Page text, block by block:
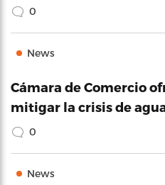
0
News
Cámara de Comercio
mitigar la crisis de
0
News